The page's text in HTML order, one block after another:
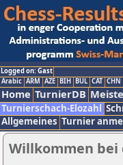
Logged on: Gast
Arabic ARM AZE BIH BUL CAT CHN
Home TurnierDB
Turnierschach-Elozahl
Allgemeines Turnier
Willkommen bei